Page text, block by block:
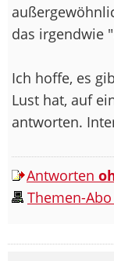
das irgendwie
Ich hoffe, es
Lust hat, auf
antworten.
Antworten
Themen-